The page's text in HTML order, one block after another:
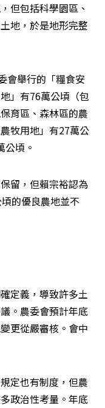
但包括科學園區、
地，於是地形完整
會舉行的「糧食安
」有76萬公頃（包
育區、森林區的農
牧用地」有27萬公
頃。
留，但賴宗裕認為
的優良農地並不
定義，導致許多土
。農委會預計年底
更從嚴審核。會中
定也有制度，但農
政治性考量。年底